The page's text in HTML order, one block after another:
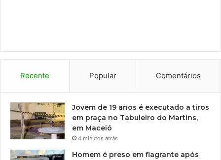
Recente Popular Comentários
Jovem de 19 anos é executado a tiros
em praça no Tabuleiro do Martins,
em Maceió
4 minutos atrás
Homem é preso em flagrante após